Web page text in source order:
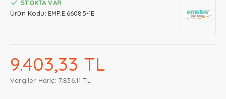
9.403,33 TL
Vergiler Hariç: 7.836,11 TL
STOKTA VAR
Ürün Kodu: EMP.E.66085-1E